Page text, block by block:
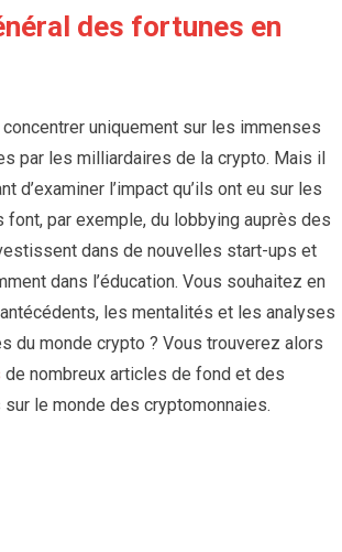
des fortunes en
uniquement sur les immenses
par les milliardaires de la crypto. Mais il
d’examiner l’impact qu’ils ont eu sur les
font, par exemple, du lobbying auprès des
dans de nouvelles start-ups et
dans l’éducation. Vous souhaitez en
les mentalités et les analyses
du monde crypto ? Vous trouverez alors
de nombreux articles de fond et des
le monde des cryptomonnaies.